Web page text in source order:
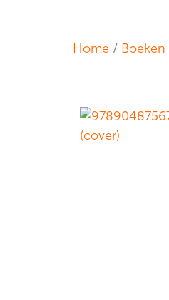
Home / Boeken